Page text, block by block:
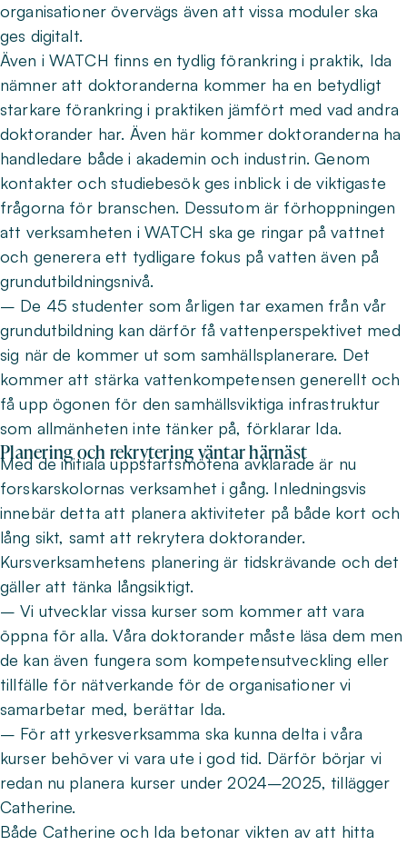
organisationer övervägs även att vissa moduler ska
ges digitalt.
Även i WATCH finns en tydlig förankring i praktik, Ida
nämner att doktoranderna kommer ha en betydligt
starkare förankring i praktiken jämfört med vad andra
doktorander har. Även här kommer doktoranderna ha
handledare både i akademin och industrin. Genom
kontakter och studiebesök ges inblick i de viktigaste
frågorna för branschen. Dessutom är förhoppningen
att verksamheten i WATCH ska ge ringar på vattnet
och generera ett tydligare fokus på vatten även på
grundutbildningsnivå.
– De 45 studenter som årligen tar examen från vår
grundutbildning kan därför få vattenperspektivet med
sig när de kommer ut som samhällsplanerare. Det
kommer att stärka vattenkompetensen generellt och
få upp ögonen för den samhällsviktiga infrastruktur
som allmänheten inte tänker på, förklarar Ida.
Planering och rekrytering väntar härnäst
Med de initiala uppstartsmötena avklarade är nu
forskarskolornas verksamhet i gång. Inledningsvis
innebär detta att planera aktiviteter på både kort och
lång sikt, samt att rekrytera doktorander.
Kursverksamhetens planering är tidskrävande och det
gäller att tänka långsiktigt.
– Vi utvecklar vissa kurser som kommer att vara
öppna för alla. Våra doktorander måste läsa dem men
de kan även fungera som kompetensutveckling eller
tillfälle för nätverkande för de organisationer vi
samarbetar med, berättar Ida.
– För att yrkesverksamma ska kunna delta i våra
kurser behöver vi vara ute i god tid. Därför börjar vi
redan nu planera kurser under 2024–2025, tillägger
Catherine.
Både Catherine och Ida betonar vikten av att hitta